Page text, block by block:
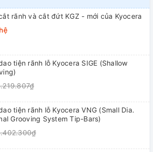
rãnh và cắt đứt KGZ - mới của Kyocera
tiện rãnh lỗ Kyocera SIGE (Shallow
tiện rãnh lỗ Kyocera VNG (Small Dia.
Grooving System Tip-Bars)